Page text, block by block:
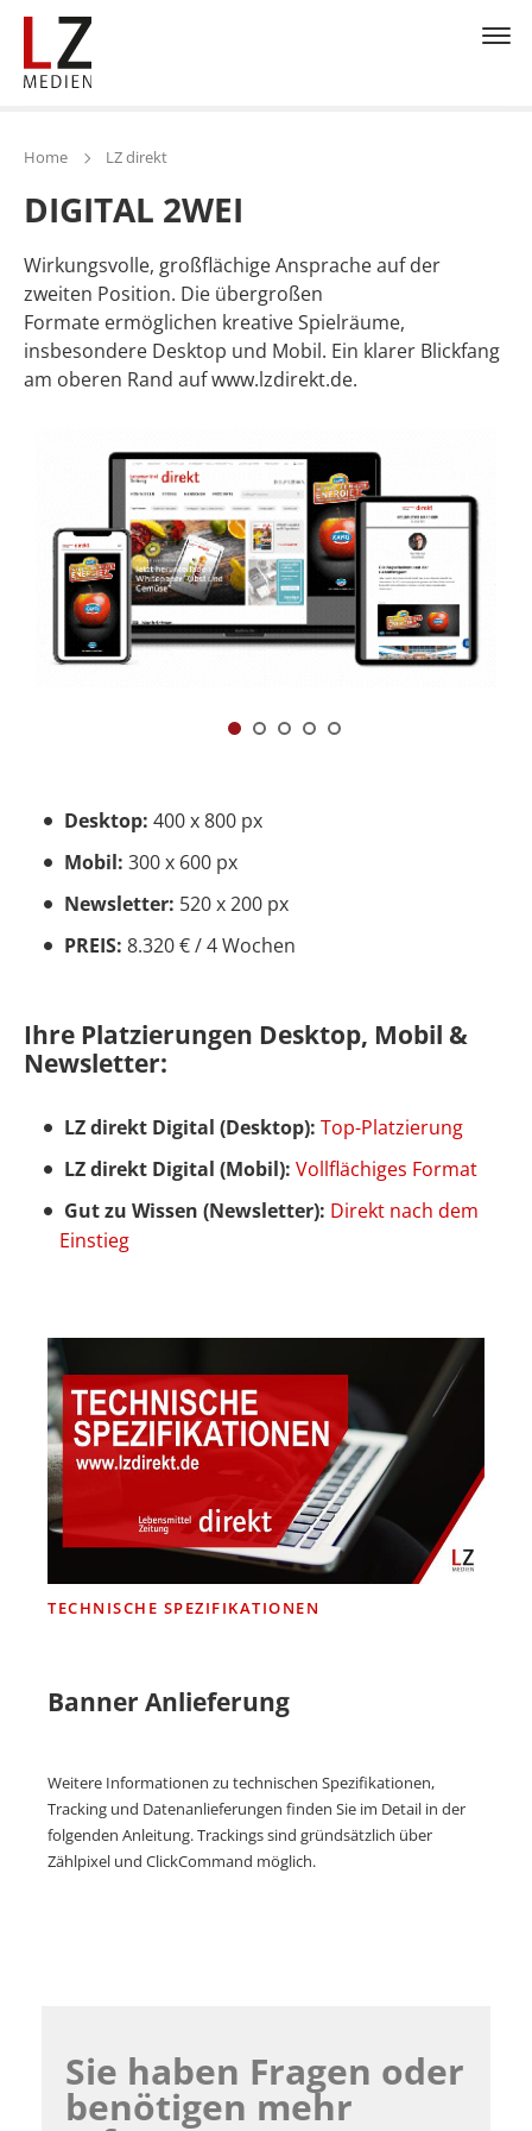
Home LZ direkt
DIGITAL 2WEI
Wirkungsvolle, großflächige Ansprache auf der
zweiten Position. Die übergroßen
Formate ermöglichen kreative Spielräume,
insbesondere Desktop und Mobil. Ein klarer Blickfang
am oberen Rand auf www.lzdirekt.de.
Desktop: 400 x 800 px
Mobil: 300 x 600 px
Newsletter: 520 x 200 px
PREIS: 8.320 € / 4 Wochen
Ihre Platzierungen Desktop, Mobil &
Newsletter:
LZ direkt Digital (Desktop): Top-Platzierung
LZ direkt Digital (Mobil): Vollflächiges Format
Gut zu Wissen (Newsletter): Direkt nach dem
Einstieg
TECHNISCHE SPEZIFIKATIONEN
Banner Anlieferung
Weitere Informationen zu technischen Spezifikationen,
Tracking und Datenanlieferungen finden Sie im Detail in der
folgenden Anleitung. Trackings sind gründsätzlich über
Zählpixel und ClickCommand möglich.
Sie haben Fragen oder
benötigen mehr